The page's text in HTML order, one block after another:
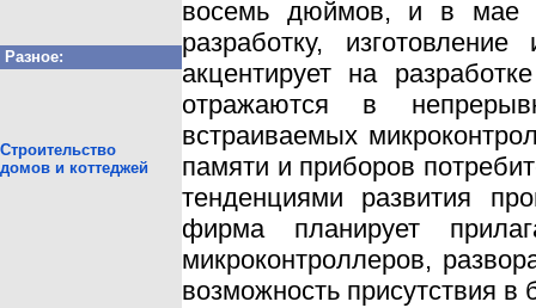
Разное:
Строительство
домов и коттеджей
восемь дюймов, и в мае
разработку,
акцентирует на
отражаются в
встраиваемых
памяти и приборов
тенденциями развития
фирма планирует
микроконтроллеров,
возможность присутствия